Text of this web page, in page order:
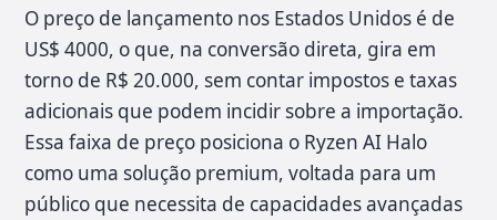
O preço de lançamento nos Estados Unidos é de
US$ 4000, o que, na conversão direta, gira em
torno de R$ 20.000, sem contar impostos e taxas
adicionais que podem incidir sobre a importação.
Essa faixa de preço posiciona o Ryzen AI Halo
como uma solução premium, voltada para um
público que necessita de capacidades avançadas